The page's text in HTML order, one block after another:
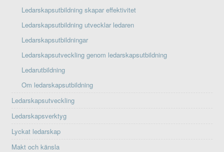
Ledarskapsutbildning skapar effektivitet
Ledarskapsutbildning utvecklar ledaren
Ledarskapsutbildningar
Ledarskapsutveckling genom ledarskapsutbildning
Ledarutbildning
Om ledarskapsutbildning
Ledarskapsutveckling
Ledarskapsverktyg
Lyckat ledarskap
Makt och känsla